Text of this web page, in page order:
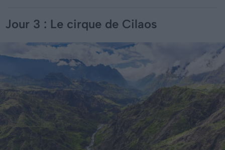
Jour 3 : Le cirque de Cilaos